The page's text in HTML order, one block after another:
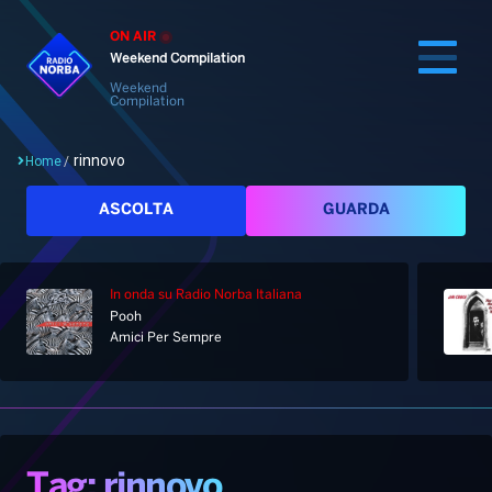
ON AIR
Weekend Compilation
Weekend
Compilation
Home
Palinsesto
Notizie
Home/ rinnovo
ASCOLTA GUARDA
In onda su Radio Norba Italiana
Pooh
Amici Per Sempre